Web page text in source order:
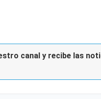
canal y recibe las